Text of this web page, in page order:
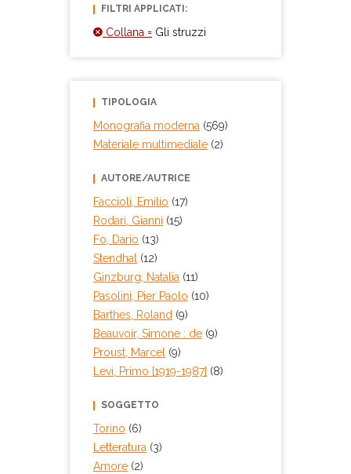
FILTRI APPLICATI:
Collana = Gli struzzi
TIPOLOGIA
Monografia moderna (569)
Materiale multimediale (2)
AUTORE/AUTRICE
Faccioli, Emilio (17)
Rodari, Gianni (15)
Fo, Dario (13)
Stendhal
(12)
Ginzburg, Natalia (11)
Pasolini, Pier Paolo (10)
Barthes, Roland (9)
Beauvoir, Simone : de (9)
Proust, Marcel (9)
Levi, Primo [1919-1987] (8)
SOGGETTO
Torino (6)
Letteratura (3)
Amore (2)